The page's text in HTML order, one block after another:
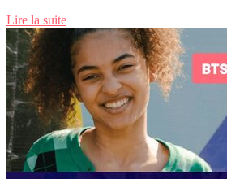
Lire la suite